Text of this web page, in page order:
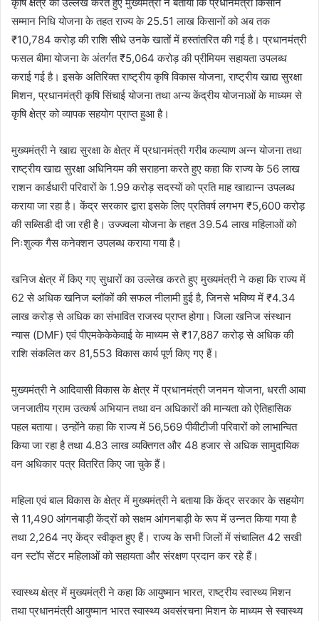
सम्मान निधि योजना के तहत राज्य के 25.51 लाख किसानों को अब तक
₹10,784 करोड़ की राशि सीधे उनके खातों में हस्तांतरित की गई है। प्रधानमंत्री
फसल बीमा योजना के अंतर्गत ₹5,064 करोड़ की प्रीमियम सहायता उपलब्ध
कराई गई है। इसके अतिरिक्त राष्ट्रीय कृषि विकास योजना, राष्ट्रीय खाद्य सुरक्षा
मिशन, प्रधानमंत्री कृषि सिंचाई योजना तथा अन्य केंद्रीय योजनाओं के माध्यम से
कृषि क्षेत्र को व्यापक सहयोग प्राप्त हुआ है।
मुख्यमंत्री ने खाद्य सुरक्षा के क्षेत्र में प्रधानमंत्री गरीब कल्याण अन्न योजना तथा
राष्ट्रीय खाद्य सुरक्षा अधिनियम की सराहना करते हुए कहा कि राज्य के 56 लाख
राशन कार्डधारी परिवारों के 1.99 करोड़ सदस्यों को प्रति माह खाद्यान्न उपलब्ध
कराया जा रहा है। केंद्र सरकार द्वारा इसके लिए प्रतिवर्ष लगभग ₹5,600 करोड़
की सब्सिडी दी जा रही है। उज्ज्वला योजना के तहत 39.54 लाख महिलाओं को
निःशुल्क गैस कनेक्शन उपलब्ध कराया गया है।
खनिज क्षेत्र में किए गए सुधारों का उल्लेख करते हुए मुख्यमंत्री ने कहा कि राज्य में
62 से अधिक खनिज ब्लॉकों की सफल नीलामी हुई है, जिनसे भविष्य में ₹4.34
लाख करोड़ से अधिक का संभावित राजस्व प्राप्त होगा। जिला खनिज संस्थान
न्यास (DMF) एवं पीएमकेकेकेवाई के माध्यम से ₹17,887 करोड़ से अधिक की
राशि संकलित कर 81,553 विकास कार्य पूर्ण किए गए हैं।
मुख्यमंत्री ने आदिवासी विकास के क्षेत्र में प्रधानमंत्री जनमन योजना, धरती आबा
जनजातीय ग्राम उत्कर्ष अभियान तथा वन अधिकारों की मान्यता को ऐतिहासिक
पहल बताया। उन्होंने कहा कि राज्य में 56,569 पीवीटीजी परिवारों को लाभान्वित
किया जा रहा है तथा 4.83 लाख व्यक्तिगत और 48 हजार से अधिक सामुदायिक
वन अधिकार पत्र वितरित किए जा चुके हैं।
महिला एवं बाल विकास के क्षेत्र में मुख्यमंत्री ने बताया कि केंद्र सरकार के सहयोग
से 11,490 आंगनबाड़ी केंद्रों को सक्षम आंगनबाड़ी के रूप में उन्नत किया गया है
तथा 2,264 नए केंद्र स्वीकृत हुए हैं। राज्य के सभी जिलों में संचालित 42 सखी
वन स्टॉप सेंटर महिलाओं को सहायता और संरक्षण प्रदान कर रहे हैं।
स्वास्थ्य क्षेत्र में मुख्यमंत्री ने कहा कि आयुष्मान भारत, राष्ट्रीय स्वास्थ्य मिशन
तथा प्रधानमंत्री आयुष्मान भारत स्वास्थ्य अवसंरचना मिशन के माध्यम से स्वास्थ्य